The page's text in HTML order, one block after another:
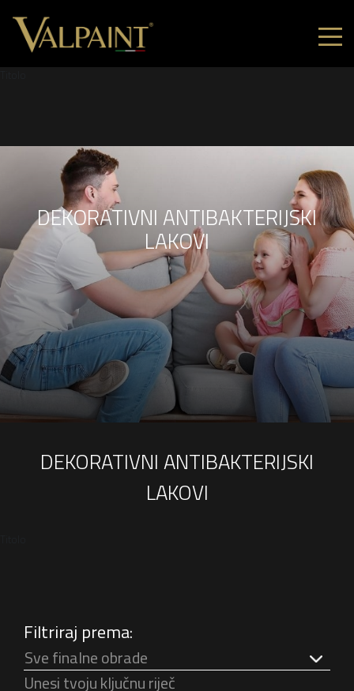
DEKORATIVNI ANTIBAKTERIJSKI
LAKOVI
DEKORATIVNI ANTIBAKTERIJSKI
LAKOVI
Filtriraj prema:
Sve finalne obrade